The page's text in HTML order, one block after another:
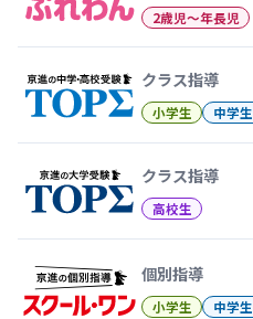
2歳児〜年長児
クラス指導
小学生 中学生
クラス指導
高校生
個別指導
小学生 中学生